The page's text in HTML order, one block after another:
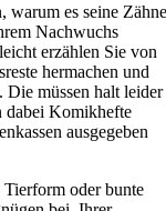
warum es seine Zähne
Nachwuchs
erzählen Sie von
hermachen und
Die müssen halt leider
dabei Komikhefte
ausgegeben
oder bunte